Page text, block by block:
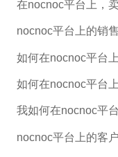
如何在nocnoc平台
如何在nocnoc平台
我如何在nocnoc平
nocnoc平台上的客